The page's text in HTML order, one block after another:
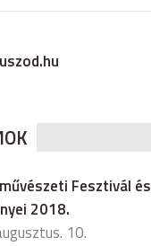
Fesztivál és
2018.
10.